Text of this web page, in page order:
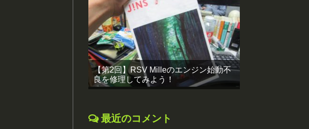
【第2回】RSV Milleのエンジン始動不
良を修理してみよう！
最近のコメント